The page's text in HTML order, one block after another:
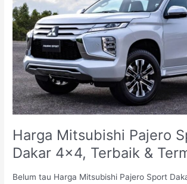
Harga Mitsubishi Pajero
Dakar 4×4, Terbaik &
Belum tau Harga Mitsubishi Pajero Sport
Pajero
Sport
Dakar
4×4,
Terbaik
&
Termurah